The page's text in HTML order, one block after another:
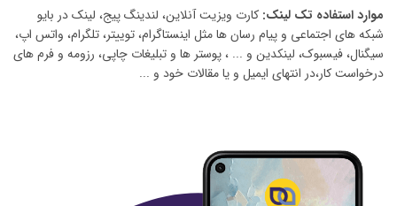
موارد استفاده تک لینک: کارت ویزیت آنلاین، لندینگ پیج، لینک در بایو
شبکه های اجتماعی و پیام رسان ها مثل اینستاگرام، توییتر، تلگرام، واتس اپ،
سیگنال، فیسبوک، لینکدین و ... ، پوستر ها و تبلیغات چاپی، رزومه و فرم های
درخواست کار،در انتهای ایمیل و یا مقالات خود و ...